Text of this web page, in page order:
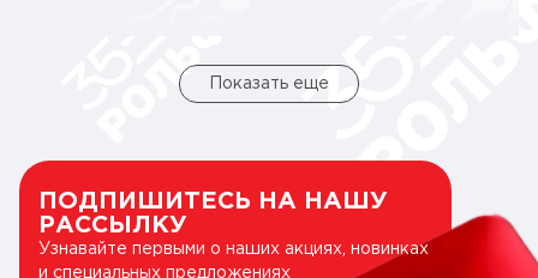
Показать еще
ПОДПИШИТЕСЬ НА НАШУ
РАССЫЛКУ
Узнавайте первыми о наших акциях, новинках
и специальных предложениях